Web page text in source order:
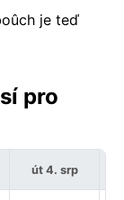
je teď
pro
út 4. srp